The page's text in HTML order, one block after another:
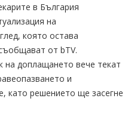
в България
на
която остава
от bTV.
на доплащането вече текат
и
като решението ще засегне